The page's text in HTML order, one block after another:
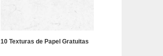
10 Texturas de Papel Gratuitas